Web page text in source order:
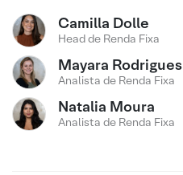
Camilla Dolle
Head de Renda Fixa
Mayara Rodrigues
Analista de Renda Fixa
Natalia Moura
Analista de Renda Fixa